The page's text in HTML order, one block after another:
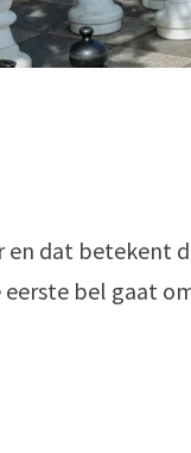
en dat betekent
bel gaat